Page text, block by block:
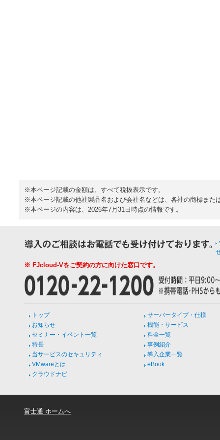
※本ページ記載の金額は、すべて税抜表示です。
※本ページ記載の他社製品名および会社名などは、各社の商標また
※本ページの内容は、2026年7月31日時点の情報です。
※ FJcloud-Vをご契約の方に向けた窓口です。
トップ
お知らせ
セミナー・イベント一覧
特長
当サービスのセキュリティ
VMwareとは
クラウドナビ
サーバータイプ・仕様
機能・サービス
料金一覧
事例紹介
導入企業一覧
eBook
富士通 ホームへ